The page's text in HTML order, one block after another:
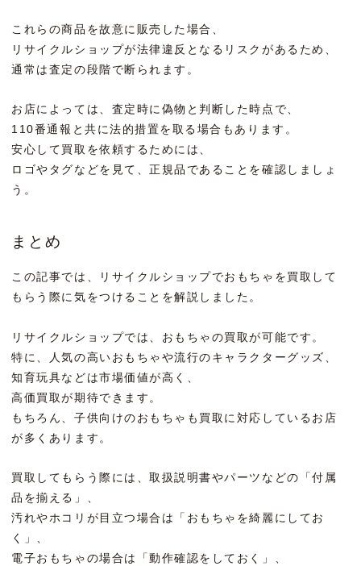
これらの商品を故意に販売した場合、
リサイクルショップが法律違反となるリスクがあるため、
通常は査定の段階で断られます。
お店によっては、査定時に偽物と判断した時点で、
110番通報と共に法的措置を取る場合もあります。
安心して買取を依頼するためには、
ロゴやタグなどを見て、正規品であることを確認しましょ
う。
まとめ
この記事では、リサイクルショップでおもちゃを買取して
もらう際に気をつけることを解説しました。
リサイクルショップでは、おもちゃの買取が可能です。
特に、人気の高いおもちゃや流行のキャラクターグッズ、
知育玩具などは市場価値が高く、
高価買取が期待できます。
もちろん、子供向けのおもちゃも買取に対応しているお店
が多くあります。
買取してもらう際には、取扱説明書やパーツなどの「付属
品を揃える」、
汚れやホコリが目立つ場合は「おもちゃを綺麗にしてお
く」、
電子おもちゃの場合は「動作確認をしておく」、